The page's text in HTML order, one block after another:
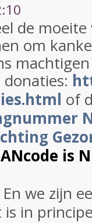
de
om
of
is
we zijn
in